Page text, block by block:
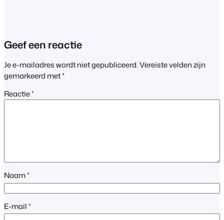
Geef een reactie
Je e-mailadres wordt niet gepubliceerd.Vereiste velden zijn
gemarkeerd met*
Reactie*
Naam*
E-mail*